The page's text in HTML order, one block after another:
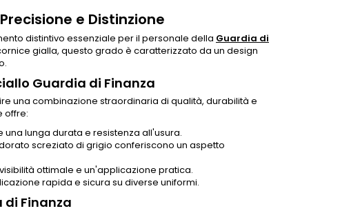
e Distinzione
distintivo essenziale per il personale della Guardia di
gialla, questo grado è caratterizzato da un design
Guardia di Finanza
una combinazione straordinaria di qualità, durabilità e
offre:
lunga durata e resistenza all'usura.
screziato di grigio conferiscono un aspetto
ottimale e un'applicazione pratica.
rapida e sicura su diverse uniformi.
di Finanza